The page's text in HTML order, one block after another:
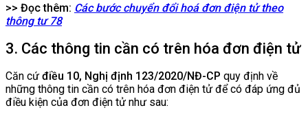
>> Đọc thêm: Các bước chuyển đổi hoá đơn điện tử theo
thông tư 78
3. Các thông tin cần có trên hóa đơn điện tử
Căn cứ điều 10, Nghị định 123/2020/NĐ-CP quy định về
những thông tin cần có trên hóa đơn điện tử để có đáp ứng đủ
điều kiện của đơn điện tử như sau: